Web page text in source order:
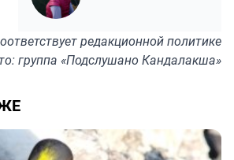
редакционной политике
группа «Подслушано Кандалакша»